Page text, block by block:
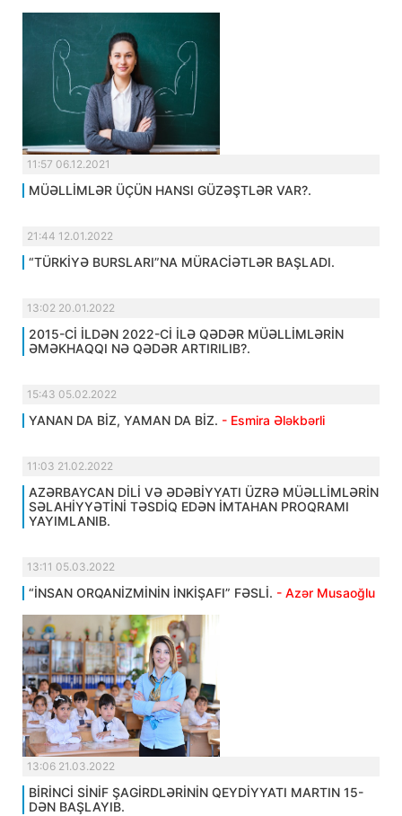
11:57 06.12.2021
MÜƏLLİMLƏR ÜÇÜN HANSI GÜZƏŞTLƏR VAR?.
21:44 12.01.2022
“TÜRKİYƏ BURSLARI”NA MÜRACİƏTLƏR BAŞLADI.
13:02 20.01.2022
2015-Cİ İLDƏN 2022-Cİ İLƏ QƏDƏR MÜƏLLİMLƏRİN
ƏMƏKHAQQI NƏ QƏDƏR ARTIRILIB?.
15:43 05.02.2022
YANAN DA BİZ, YAMAN DA BİZ. - Esmira Ələkbərli
11:03 21.02.2022
AZƏRBAYCAN DİLİ VƏ ƏDƏBİYYATI ÜZRƏ MÜƏLLİMLƏRİN
SƏLAHİYYƏTİNİ TƏSDİQ EDƏN İMTAHAN PROQRAMI
YAYIMLANIB.
13:11 05.03.2022
“İNSAN ORQANİZMİNİN İNKİŞAFI” FƏSLİ. - Azər Musaoğlu
13:06 21.03.2022
BİRİNCİ SİNİF ŞAGİRDLƏRİNİN QEYDİYYATI MARTIN 15-
DƏN BAŞLAYIB.